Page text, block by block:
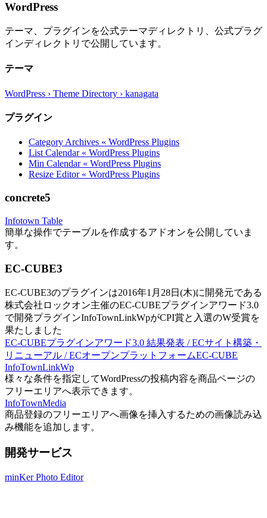
WordPress
テーマ、プラグインを公式テーマディレクトリ、公式プラグ
インディレクトリで公開しています。
テーマ
WordPress › Theme Directory › kanagata
プラグイン
Category Archives « WordPress Plugins
List Calendar « WordPress Plugins
Min Calendar « WordPress Plugins
Resize Editor « WordPress Plugins
concrete5
Infotown Table
簡単な操作でテーブルを作成するアドオンを公開していま
す。
EC-CUBE3
EC-CUBE3のプラグインは2016年1月28日(木)に開発元である
株式会社ロックオン主催のEC-CUBEプラグインアワード3.0
で開発プラグインInfoTownLinkWpがCPI賞と入選のW受賞を
果たしました
EC-CUBEプラグインアワード3.0 結果発表 / ECサイト構築・
リニューアル / ECオープンプラットフォームEC-CUBE
InfoTownLinkWp
様々な条件を指定してWordPressの投稿内容を商品ページの
フリーエリアへ表示できます。
InfoTownMedia
商品登録のフリーエリアへ画像を挿入するための画像読み込
み機能を追加します。
開発サービス
minKer Photo Editor